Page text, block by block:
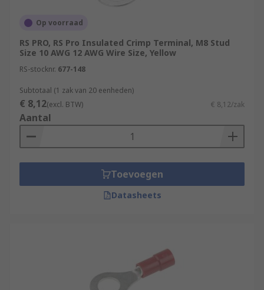
Red 0.5 mm² to 1.5 mm
Yellow 2.5 mm² to 6 mm
Blue 1.5 mm² to 2.5 mm
Other colours are available.
Non-insulated
Non-insulated terminals are bigger terminals.
Non-insulated terminals connect to bigger studs
capacity to except larger stranded wire. More
specialised tooling is required for these heavy-
Op voorraad
RS PRO, RS Pro Insulated Crimp Terminal, M8 Stud
Size 10 AWG 12 AWG Wire Size, Yellow
RS-stocknr. 677-148
Subtotaal (1 zak van 20 eenheden)
€ 8,12(excl. BTW) € 8,12/zak
Aantal
Toevoegen
Datasheets